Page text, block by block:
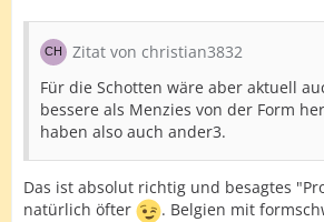
Zitat von christian3832
Für die Schotten wäre aber aktuell
bessere als Menzies von der Form
haben also auch ander3.
Das ist absolut richtig und besagtes
natürlich öfter
. Belgien mit